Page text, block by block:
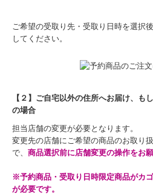
ご希望の受取り先・受取り日時を選択
してください。
【２】ご自宅以外の住所へお届け、も
の場合
担当店舗の変更が必要となります。
変更先の店舗にご希望の商品のお取り
で、 商品選択前に店舗変更の操作をお
※予約商品・受取り日時限定商品がカ
が必要です。